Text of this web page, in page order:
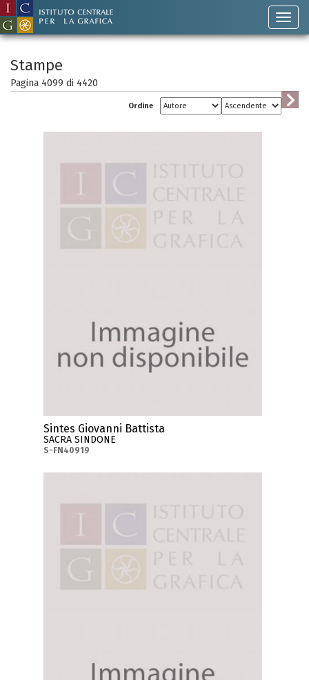
Stampe
Pagina 4099 di 4420
Ordine
Sintes Giovanni Battista
SACRA SINDONE
S-FN40919